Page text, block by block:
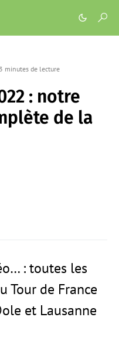
3 minutes de lecture
: notre
de la
: toutes les
Tour de France
et Lausanne